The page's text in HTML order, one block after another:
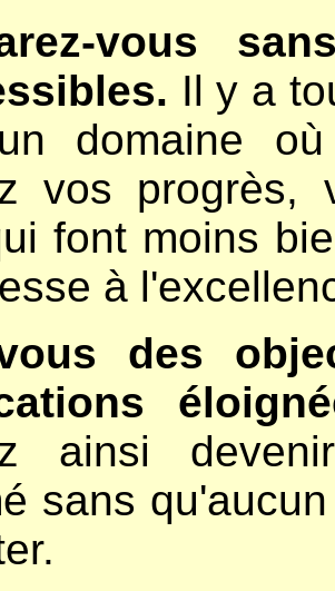
vous
Il y a
domaine
vos progrès,
font moins
à
vous des
ainsi
sans